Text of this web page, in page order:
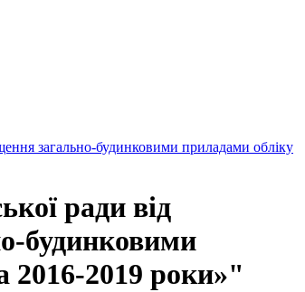
загально-будинковими приладами обліку
ради від
будинковими
2016-2019 роки»"